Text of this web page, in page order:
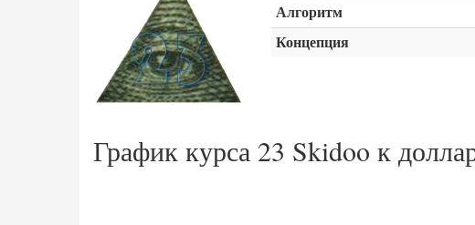
Алгоритм
Концепция
График курса 23 Skidoo к